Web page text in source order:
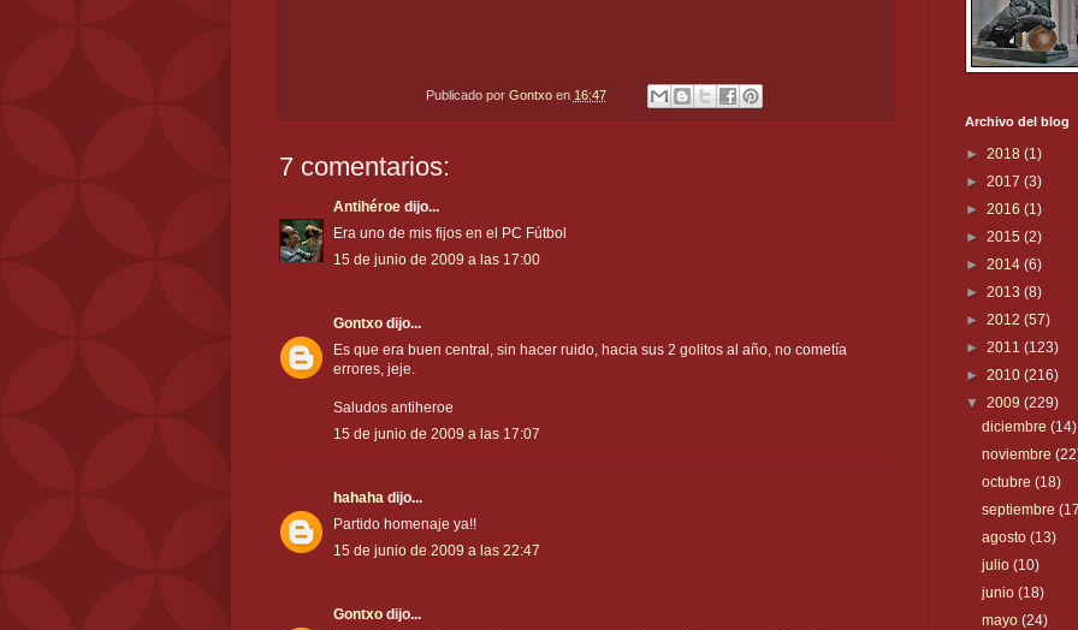
Publicado por Gontxo en 16:47
7 comentarios:
Antihéroe dijo...
Era uno de mis fijos en el PC Fútbol
15 de junio de 2009 a las 17:00
Gontxo dijo...
Es que era buen central, sin hacer ruido, hacia sus 2 golitos al año, no cometía
errores, jeje.
Saludos antiheroe
15 de junio de 2009 a las 17:07
hahaha dijo...
Partido homenaje ya!!
15 de junio de 2009 a las 22:47
Gontxo dijo...
Archivo del blog
► 2018 (1)
► 2017 (3)
► 2016 (1)
► 2015 (2)
► 2014 (6)
► 2013 (8)
► 2012 (57)
► 2011 (123)
► 2010 (216)
▼ 2009 (229)
diciembre(14)
noviembre
octubre(18)
septiembre
agosto(13)
julio(10)
junio(18)
mayo(24)